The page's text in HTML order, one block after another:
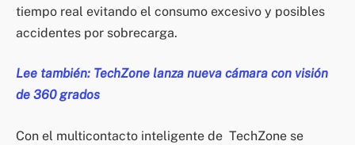
tiempo real evitando el consumo excesivo y posibles
accidentes por sobrecarga.
Lee también: TechZone lanza nueva cámara con visión
de 360 grados
Con el multicontacto inteligente de TechZone se